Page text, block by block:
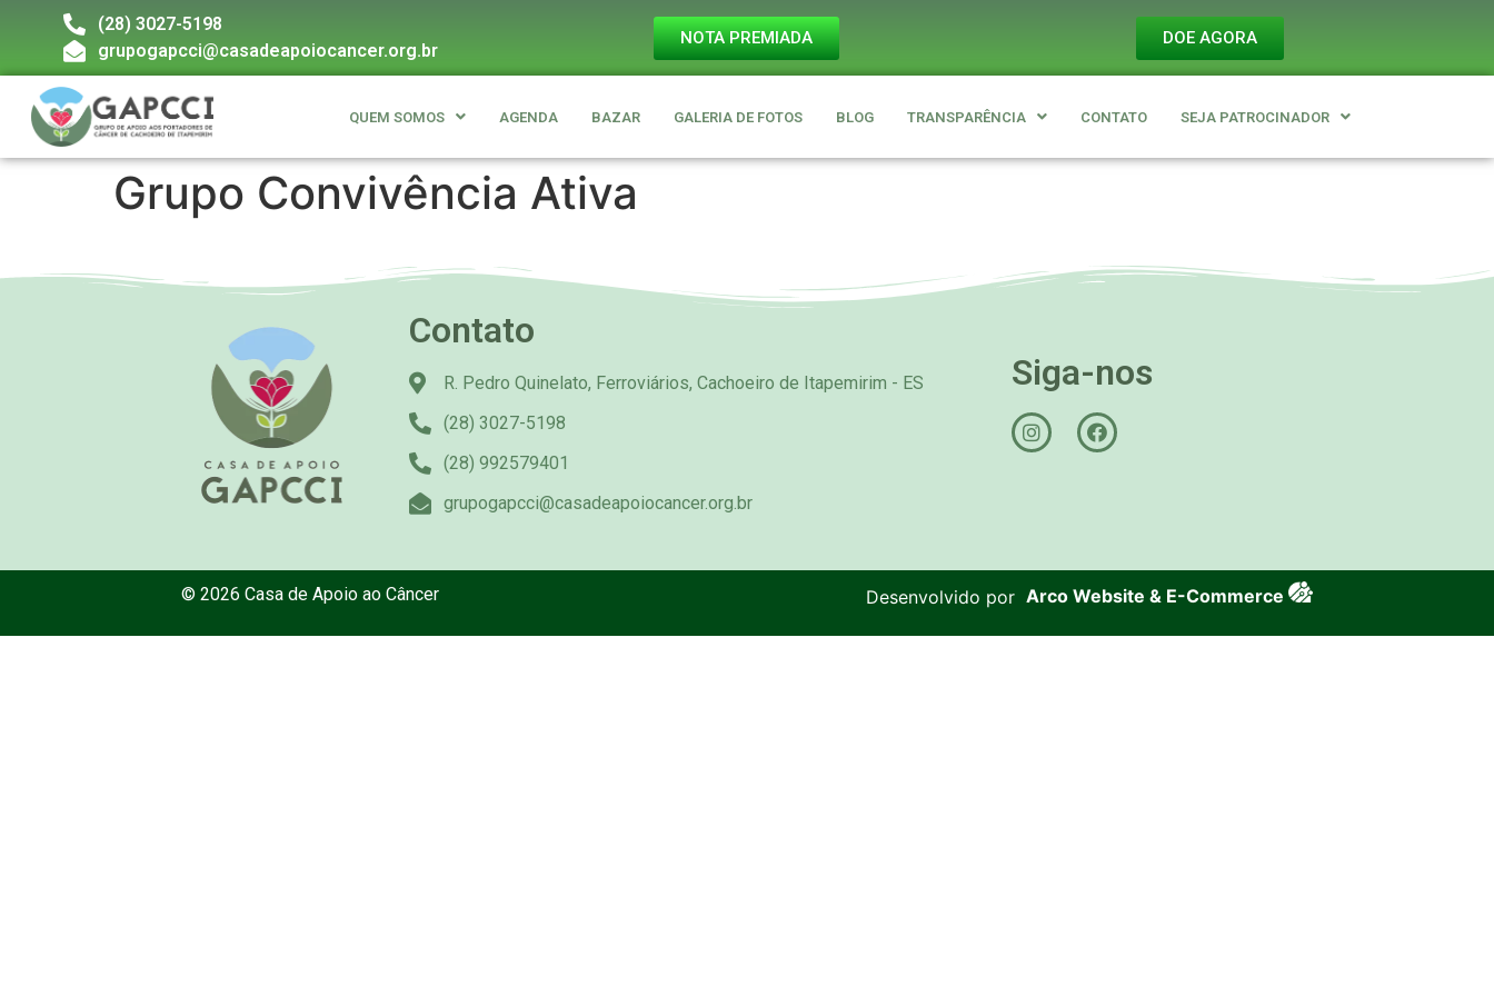
(28) 3027-5198
grupogapcci@casadeapoiocancer.org.br
NOTA PREMIADA DOE AGORA
QUEM SOMOS AGENDA BAZAR GALERIA DE FOTOS BLOG TRANSPARÊNCIA CONTATO SEJA PATROCINADOR
Grupo Convivência Ativa
Contato
R. Pedro Quinelato, Ferroviários, Cachoeiro de Itapemirim - ES
(28) 3027-5198
(28) 992579401
grupogapcci@casadeapoiocancer.org.br
Siga-nos
© 2026 Casa de Apoio ao Câncer Desenvolvido por Arco Website & E-Commerce